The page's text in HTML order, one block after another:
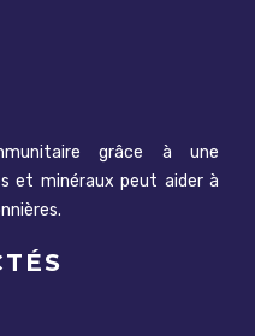
grâce à une
et minéraux peut aider à